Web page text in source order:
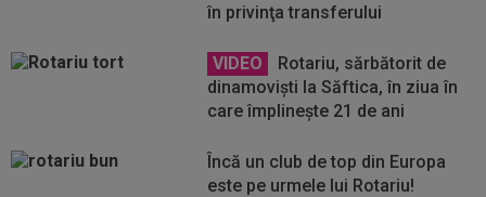
în privinţa transferului
VIDEO
Rotariu, sărbătorit de
dinamoviști la Săftica, în ziua în
care împlinește 21 de ani
Încă un club de top din Europa
este pe urmele lui Rotariu!